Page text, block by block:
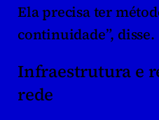
Ela precisa ter
continuidade”, disse.
Infraestrutura e
rede